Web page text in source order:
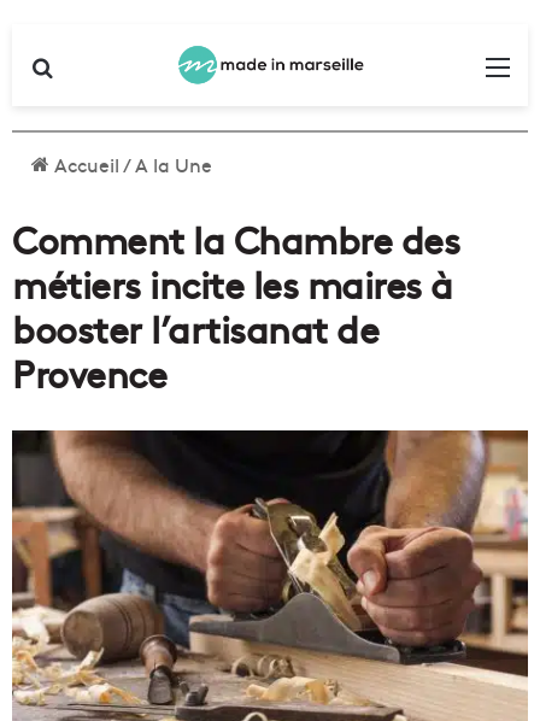
Accueil/A la Une
Comment la Chambre des
métiers incite les maires à
booster l’artisanat de
Provence